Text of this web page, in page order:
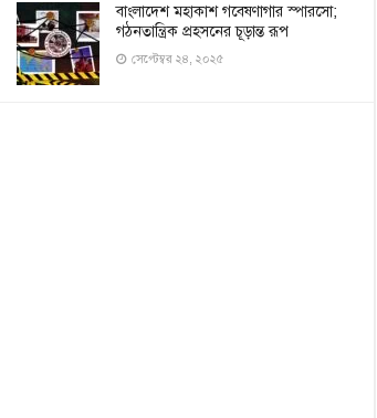
বাংলাদেশ মহাকাশ গবেষণাগার স্পারসো;
গঠনতান্ত্রিক প্রহসনের চূড়ান্ত রূপ
সেপ্টেম্বর ২৪, ২০২৫